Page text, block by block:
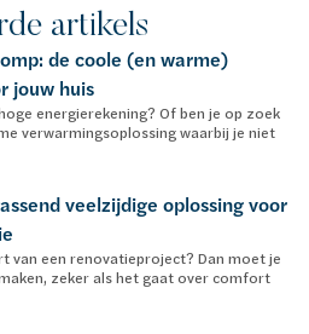
artikels
de coole (en warme)
jouw huis
energierekening? Of ben je op zoek
verwarmingsoplossing waarbij je niet
veelzijdige oplossing voor
van een renovatieproject? Dan moet je
zeker als het gaat over comfort